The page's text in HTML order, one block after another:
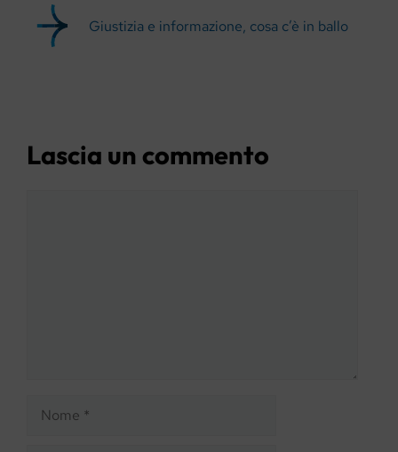
Giustizia e informazione, cosa c’è in ballo
Lascia un commento